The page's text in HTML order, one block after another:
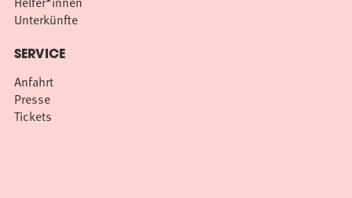
Unterkünfte
SERVICE
Anfahrt
Presse
Tickets